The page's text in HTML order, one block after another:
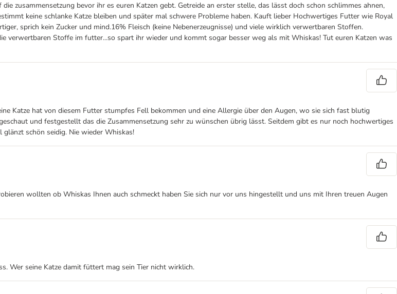
zusammensetzung bevor ihr es euren Katzen gebt. Getreide an erster stelle, das lässt doch schon schlimmes ahnen,
keine schlanke Katze bleiben und später mal schwere Probleme haben. Kauft lieber Hochwertiges Futter wie Royal
sprich kein Zucker und mind.16% Fleisch (keine Nebenerzeugnisse) und viele wirklich verwertbaren Stoffen.
Stoffe im futter...so spart ihr wieder und kommt sogar besser weg als mit Whiskas! Tut euren Katzen was
Katze hat von diesem Futter stumpfes Fell bekommen und eine Allergie über den Augen, wo sie sich fast blutig
und festgestellt das die Zusammensetzung sehr zu wünschen übrig lässt. Seitdem gibt es nur noch hochwertiges
schön seidig. Nie wieder Whiskas!
wollten ob Whiskas Ihnen auch schmeckt haben Sie sich nur vor uns hingestellt und uns mit Ihren treuen Augen
Wer seine Katze damit füttert mag sein Tier nicht wirklich.